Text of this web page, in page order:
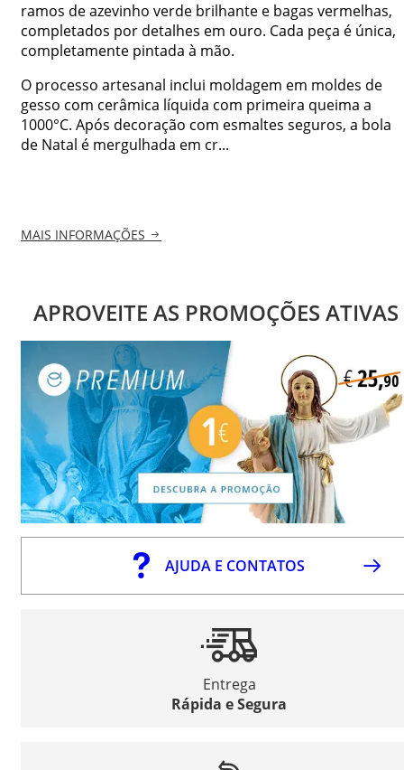
ramos de azevinho verde brilhante e bagas vermelhas,
completados por detalhes em ouro. Cada peça é única,
completamente pintada à mão.
O processo artesanal inclui moldagem em moldes de
gesso com cerâmica líquida com primeira queima a
1000°C. Após decoração com esmaltes seguros, a bola
de Natal é mergulhada em cr...
MAIS INFORMAÇÕES
APROVEITE AS PROMOÇÕES ATIVAS
AJUDA E CONTATOS
Entrega
Rápida e Segura